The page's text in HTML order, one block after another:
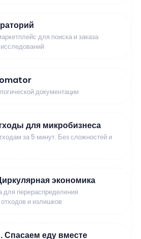
для поиска и заказа
документации
для микробизнеса
за 5 минут. Без сложностей и
экономика
перераспределения
и излишков
еду вместе